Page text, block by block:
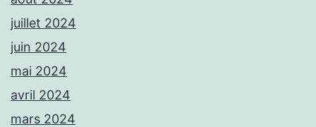
juillet 2024
juin 2024
mai 2024
avril 2024
mars 2024